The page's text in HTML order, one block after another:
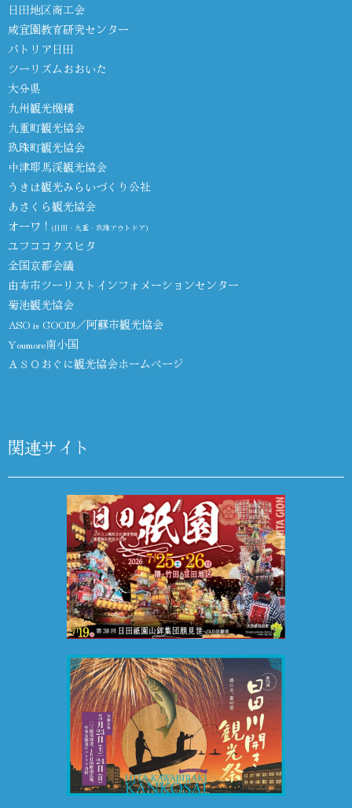
日田地区商工会
咸宜園教育研究センター
パトリア日田
ツーリズムおおいた
大分県
九州観光機構
九重町観光協会
玖珠町観光協会
中津耶馬渓観光協会
うきは観光みらいづくり公社
あさくら観光協会
オーワ！ (日田・九重・玖珠アウトドア)
ユフココクスヒタ
全国京都会議
由布市ツーリストインフォメーションセンター
菊池観光協会
ASO is GOOD!／阿蘇市観光協会
Youmore南小国
ＡＳＯおぐに観光協会ホームページ
関連サイト